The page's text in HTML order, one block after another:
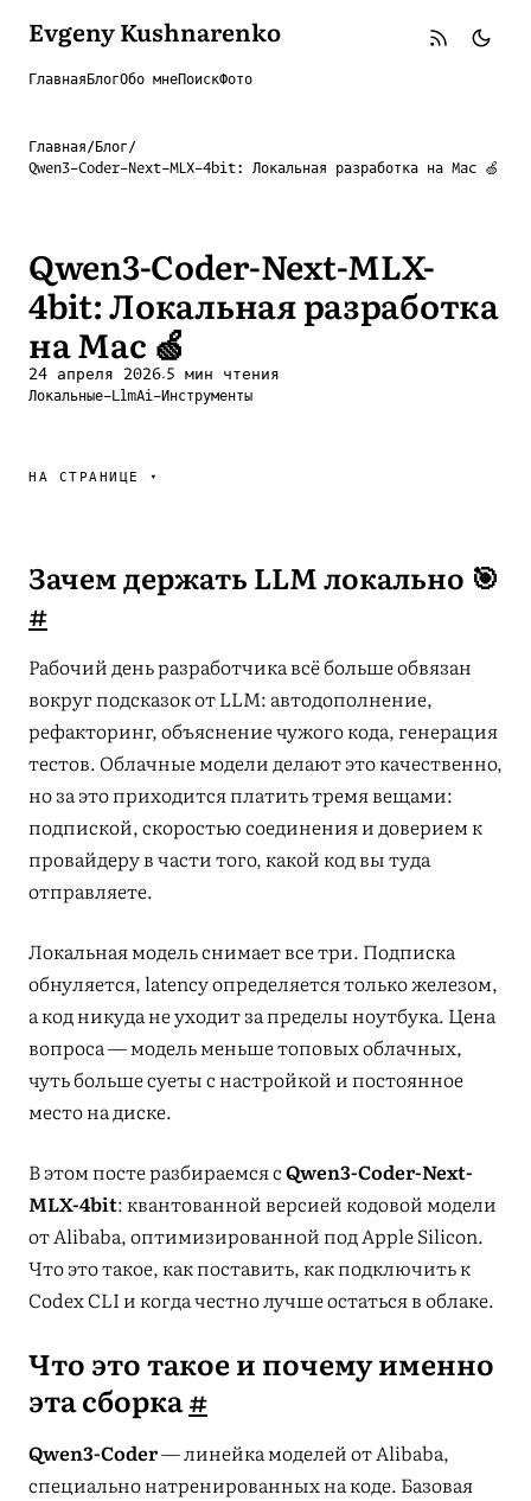
Evgeny Kushnarenko
Главная БлогОбо мне ПоискФото
Главная/ Блог/
Qwen3-Coder-Next-MLX-4bit: Локальная разработка на Mac 🍏
Qwen3-Coder-Next-MLX-
4bit: Локальная разработка
на Mac 🍏
24 апреля 2026·5 мин чтения
Локальные-LlmAi-Инструменты
НА СТРАНИЦЕ
Зачем держать LLM локально 🎯
#
Рабочий день разработчика всё больше обвязан
вокруг подсказок от LLM: автодополнение,
рефакторинг, объяснение чужого кода, генерация
тестов. Облачные модели делают это качественно,
но за это приходится платить тремя вещами:
подпиской, скоростью соединения и доверием к
провайдеру в части того, какой код вы туда
отправляете.
Локальная модель снимает все три. Подписка
обнуляется, latency определяется только железом,
а код никуда не уходит за пределы ноутбука. Цена
вопроса — модель меньше топовых облачных,
чуть больше суеты с настройкой и постоянное
место на диске.
В этом посте разбираемся сQwen3-Coder-Next-
MLX-4bit: квантованной версией кодовой модели
от Alibaba, оптимизированной под Apple Silicon.
Что это такое, как поставить, как подключить к
Codex CLI и когда честно лучше остаться в облаке.
Что это такое и почему именно
эта сборка#
Qwen3-Coder— линейка моделей от Alibaba,
специально натренированных на коде. Базовая